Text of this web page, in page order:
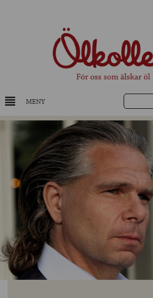
MENY
DRYCKESKUNSKAP
NYHETER
UTVALDA ÖL
UTVALDA CIDER
UTVALDA DESTILLAT
OM ÖLKOLLEN
KONTAKTA OSS